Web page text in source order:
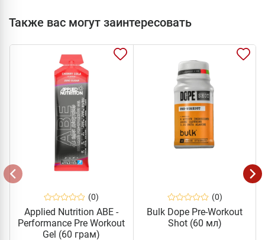
Также вас могут заинтересовать
(0)
Applied Nutrition ABE -
Performance Pre Workout
Gel (60 грам)
(0)
Bulk Dope Pre-Workout
Shot (60 мл)